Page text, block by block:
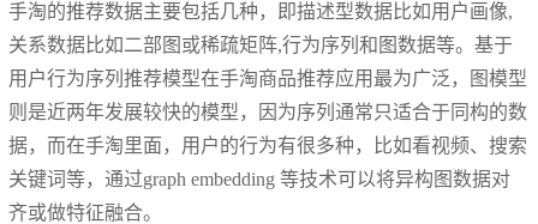
手淘的推荐数据主要包括几种，即描述型数据比如用户画像,
关系数据比如二部图或稀疏矩阵,行为序列和图数据等。基于
用户行为序列推荐模型在手淘商品推荐应用最为广泛，图模型
则是近两年发展较快的模型，因为序列通常只适合于同构的数
据，而在手淘里面，用户的行为有很多种，比如看视频、搜索
关键词等，通过graph embedding 等技术可以将异构图数据对
齐或做特征融合。